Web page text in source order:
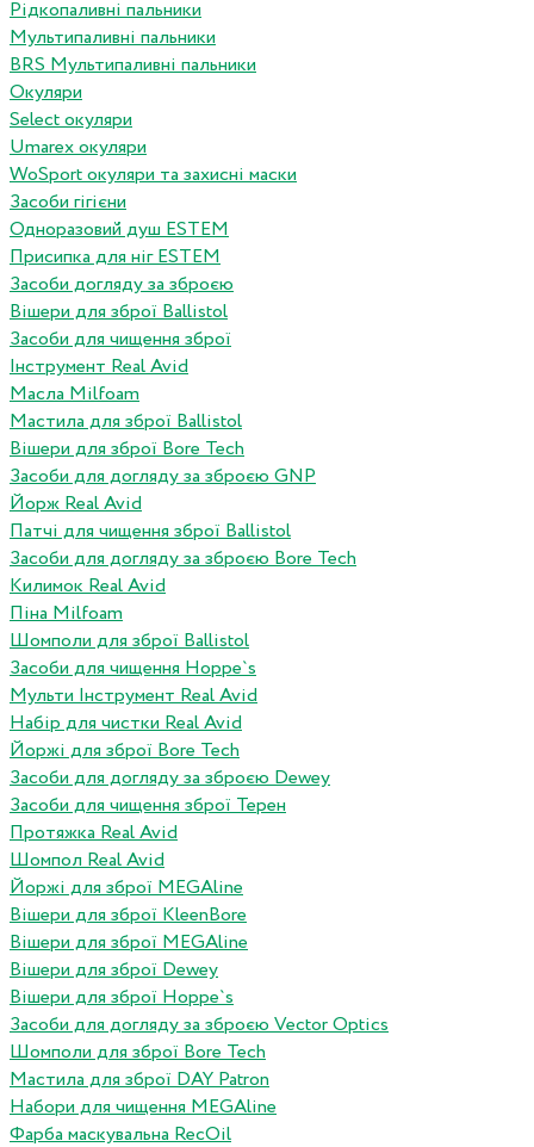
Рідкопаливні пальники
Мультипаливні пальники
BRS Мультипаливні пальники
Окуляри
Select окуляри
Umarex окуляри
WoSport окуляри та захисні маски
Засоби гігієни
Одноразовий душ ESTEM
Присипка для ніг ESTEM
Засоби догляду за зброєю
Вішери для зброї Ballistol
Засоби для чищення зброї
Інструмент Real Avid
Масла Milfoam
Мастила для зброї Ballistol
Вішери для зброї Bore Tech
Засоби для догляду за зброєю GNP
Йорж Real Avid
Патчі для чищення зброї Ballistol
Засоби для догляду за зброєю Bore Tech
Килимок Real Avid
Піна Milfoam
Шомполи для зброї Ballistol
Засоби для чищення Hoppe`s
Мульти Інструмент Real Avid
Набір для чистки Real Avid
Йоржі для зброї Bore Tech
Засоби для догляду за зброєю Dewey
Засоби для чищення зброї Терен
Протяжка Real Avid
Шомпол Real Avid
Йоржі для зброї MEGAline
Вішери для зброї KleenBore
Вішери для зброї MEGAline
Вішери для зброї Dewey
Вішери для зброї Hoppe`s
Засоби для догляду за зброєю Vector Optics
Шомполи для зброї Bore Tech
Мастила для зброї DAY Patron
Набори для чищення MEGAline
Фарба маскувальна RecOil